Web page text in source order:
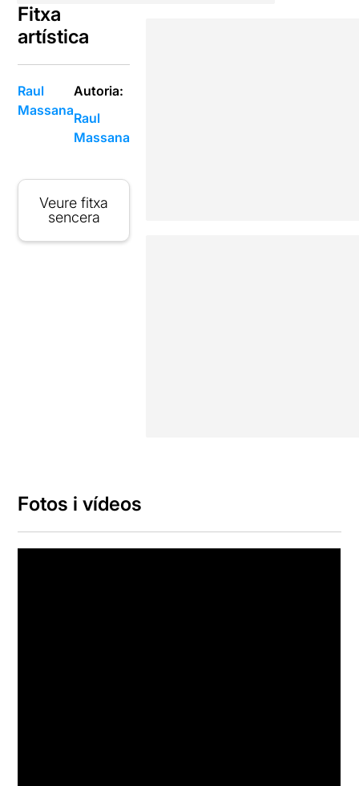
Fitxa
artística
Raul
Massana
Autoria:
Raul
Massana
Veure fitxa
sencera
Fotos i vídeos